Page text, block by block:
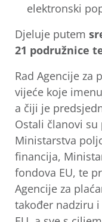
elektronski
Djeluje putem
21 podružnice
Rad Agencije za
vijeće koje
a čiji je
Ostali članovi
Ministarstva
financija,
fondova EU, te
Agencije za
također nadziru